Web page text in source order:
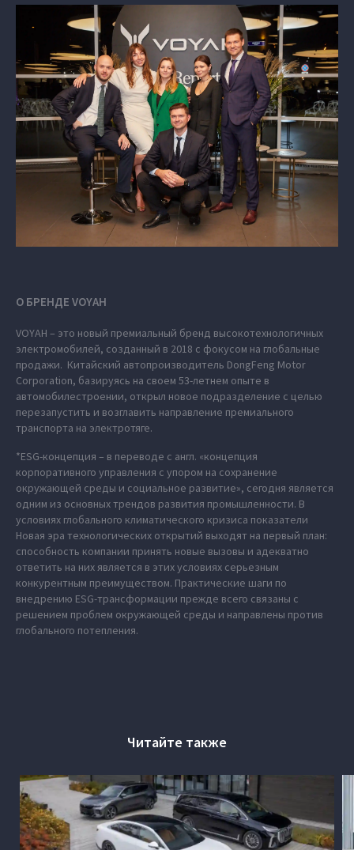
О БРЕНДЕ VOYAH
VOYAH – это новый премиальный бренд высокотехнологичных
электромобилей, созданный в 2018 с фокусом на глобальные
продажи. Китайский автопроизводитель DongFeng Motor
Corporation, базируясь на своем 53-летнем опыте в
автомобилестроении, открыл новое подразделение с целью
перезапустить и возглавить направление премиального
транспорта на электротяге.
*ESG-концепция – в переводе с англ. «концепция
корпоративного управления с упором на сохранение
окружающей среды и социальное развитие», сегодня является
одним из основных трендов развития промышленности. В
условиях глобального климатического кризиса показатели
Новая эра технологических открытий выходят на первый план:
способность компании принять новые вызовы и адекватно
ответить на них является в этих условиях серьезным
конкурентным преимуществом. Практические шаги по
внедрению ESG-трансформации прежде всего связаны с
решением проблем окружающей среды и направлены против
глобального потепления.
Читайте также